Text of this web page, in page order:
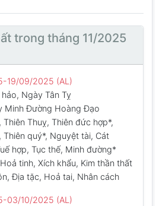
trong tháng 11/2025
19/09/2025 (AL)
Ngày Tân Tỵ
Minh Đường Hoàng Đạo
Thiên Thuỵ, Thiên đức hợp*,
quý*, Nguyệt tài, Cát
hợp, Tục thế, Minh đường*
tinh, Xích khẩu, Kim thần thất
Địa tặc, Hoả tai, Nhân cách
03/10/2025 (AL)